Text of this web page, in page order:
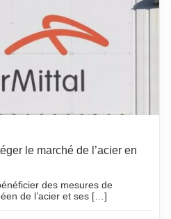
le marché de l’acier en
des mesures de
de l’acier et ses […]